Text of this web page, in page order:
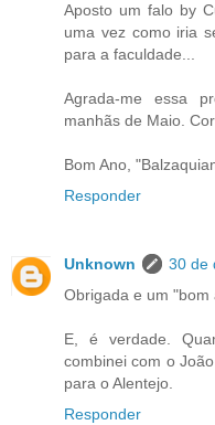
Aposto um falo by
uma vez como iria
para a faculdade...
Agrada-me essa
manhãs de Maio.
Bom Ano,
Responder
Unknown
30 de
Obrigada e um "bom
E, é verdade.
combinei com o
para o Alentejo.
Responder